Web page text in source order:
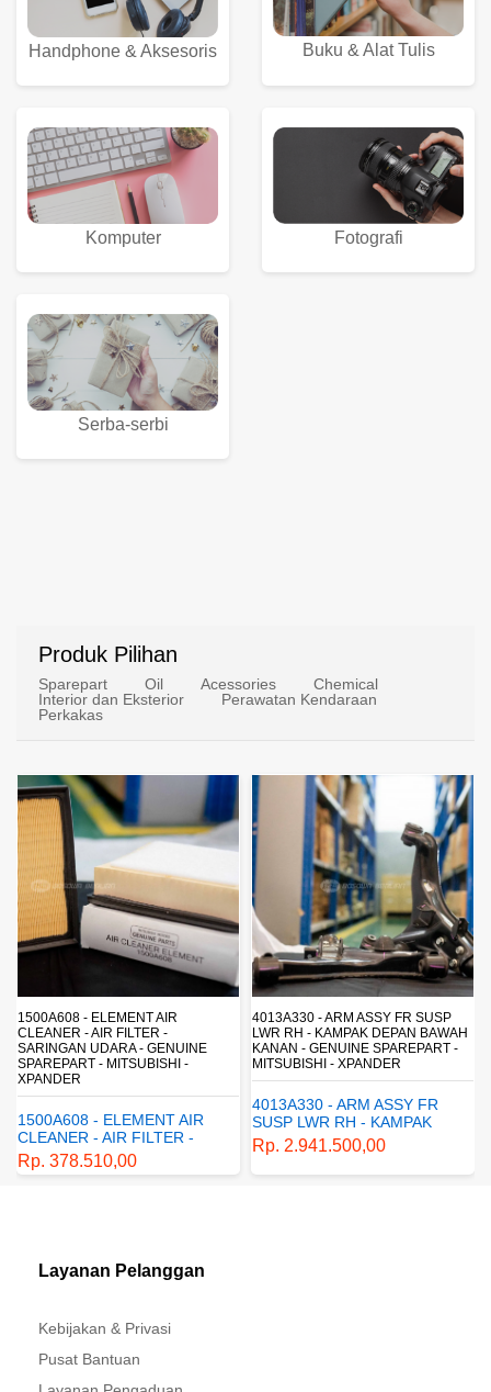
Handphone & Aksesoris Buku & Alat Tulis
Komputer Fotografi
Serba-serbi
Produk Pilihan
Sparepart Oil Acessories
Chemical
Interior dan Eksterior
Perawatan Kendaraan
Perkakas
1500A608 - ELEMENT AIR
CLEANER - AIR FILTER -
SARINGAN UDARA - GENUINE
SPAREPART - MITSUBISHI -
XPANDER
1500A608 - ELEMENT AIR
CLEANER - AIR FILTER -
SARINGAN UDARA -
GENUINE SPAREPART -
Rp. 378.510,00
4013A330 - ARM ASSY FR SUSP
LWR RH - KAMPAK DEPAN BAWAH
KANAN - GENUINE SPAREPART -
MITSUBISHI - XPANDER
4013A330 - ARM ASSY FR
SUSP LWR RH - KAMPAK
DEPAN BAWAH KANAN -
GENUINE SPAREPART -
MITSUBISHI - XPANDER
Rp. 2.941.500,00
Layanan Pelanggan
Kebijakan & Privasi
Pusat Bantuan